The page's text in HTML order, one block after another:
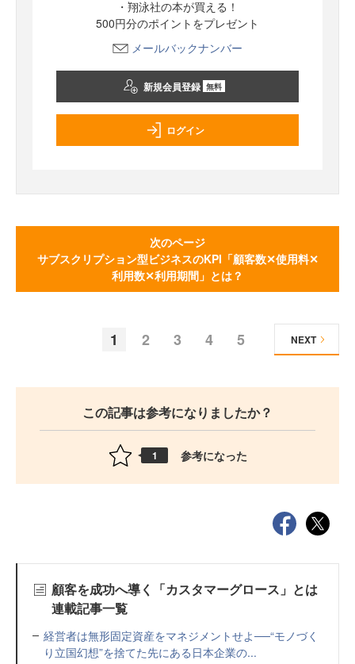
・翔泳社の本が買える！
500円分のポイントをプレゼント
メールバックナンバー
新規会員登録 無料
ログイン
次のページ
サブスクリプション型ビジネスのKPI「顧客数✕使用料✕
利用数✕利用期間」とは？
1 2 3 4 5 NEXT
この記事は参考になりましたか？
1 参考になった
顧客を成功へ導く「カスタマーグロース」とは
連載記事一覧
経営者は無形固定資産をマネジメントせよ──“モノづく
り立国幻想”を捨てた先にある日本企業の...